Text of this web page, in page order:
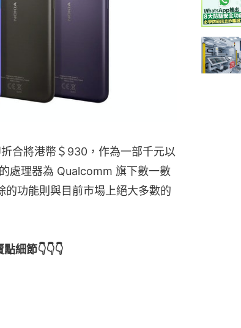
合將港幣＄930，作為一部千元以
處理器為 Qualcomm 旗下數一數
功能則與目前市場上絕大多數的
細節👇👇👇